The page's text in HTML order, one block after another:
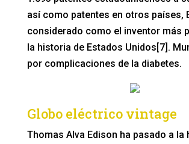
así como patentes en otros países,
considerado como el inventor más
la historia de Estados Unidos[7].
por complicaciones de la diabetes.
Globo eléctrico vintage
Thomas Alva Edison ha pasado a la